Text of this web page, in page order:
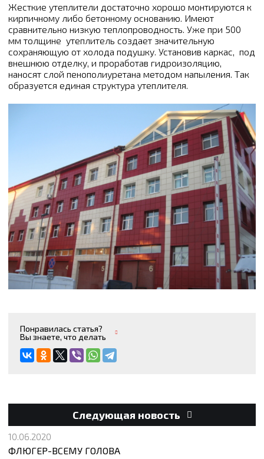
Жесткие утеплители достаточно хорошо монтируются к
кирпичному либо бетонному основанию. Имеют
сравнительно низкую теплопроводность. Уже при 500
мм толщине утеплитель создает значительную
сохраняющую от холода подушку. Установив каркас, под
внешнюю отделку, и проработав гидроизоляцию,
наносят слой пенополиуретана методом напыления. Так
образуется единая структура утеплителя.
Понравилась статья?
Вы знаете, что делать
Следующая новость
10.06.2020
ФЛЮГЕР-ВСЕМУ ГОЛОВА